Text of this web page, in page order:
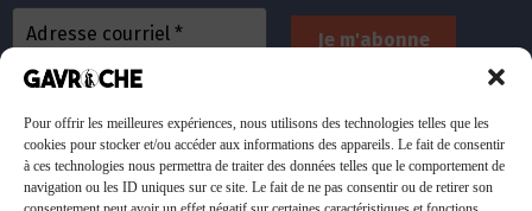
Pour offrir les meilleures expériences, nous utilisons des technologies telles que les
cookies pour stocker et/ou accéder aux informations des appareils. Le fait de consentir
à ces technologies nous permettra de traiter des données telles que le comportement de
navigation ou les ID uniques sur ce site. Le fait de ne pas consentir ou de retirer son
emails. Vous pouvez vous désinscrire à tout
moment. Consulteznotre politique de confidentialité
pour plus d’informations.